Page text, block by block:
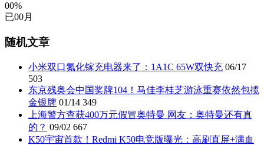
00%
已00月
随机文章
小米双口氮化镓充电器来了：1A1C 65W双快充 06/17
503
东京残奥会中国奖牌104！马佳李桂芝游泳重赛依然包揽
金银牌 01/14 349
上海警方查获400万元假冒奥特曼 网友：奥特曼还有真
的？ 09/02 667
K50宇宙首款！Redmi K50电竞版曝光：高刷直屏+满血